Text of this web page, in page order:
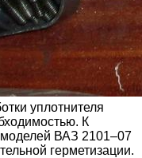
уплотнителя
К
моделей ВАЗ 2101–07
герметизации.